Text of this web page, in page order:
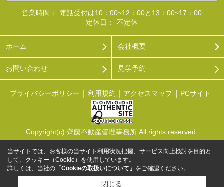
営業時間：
電話受付は10：00~12：00と13：00~17：00
定休日：
不定休
ホーム 会社概要
お問い合わせ 見学予約
プライバシーポリシー 利用規約 アクセスマップ PCサイト
Copyright(c) 齊藤不動産管理事務所 All rights reserved.
当サイトでは、お客様の当サイト利用状況把握、サービス向上検討を目的と
して、クッキー（Cookie）を使用しています。
詳しくは、当社の 「Cookieの取扱いについて」 をご確認ください。
閉じる